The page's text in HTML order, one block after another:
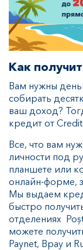
Как
Вам нужны
собирать
ваш доход?
кредит от
Все, что вам
личности под
планшете или
онлайн-форме,
Мы выдаем
быстро
отделениях
можете
Paynet, Bpay и